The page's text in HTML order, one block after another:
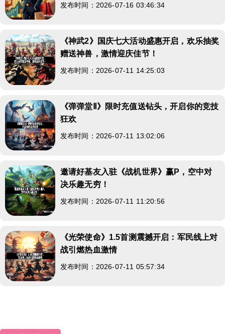
发布时间：2026-07-16 03:46:34
《神武2》国庆七大活动盛惠开启，欢乐抽奖
赠送神兽，激情迎庆佳节！
发布时间：2026-07-11 14:25:03
《弹弹堂Ⅱ》限时充值送钻头，开启你的竞技
狂欢
发布时间：2026-07-11 13:02:06
邀请好基友入驻《战机世界》赢P，空中对
决乐趣无穷！
发布时间：2026-07-11 11:20:56
《光荣使命》1.5首测震撼开启：军民线上对
战引燃热血激情
发布时间：2026-07-11 05:57:34